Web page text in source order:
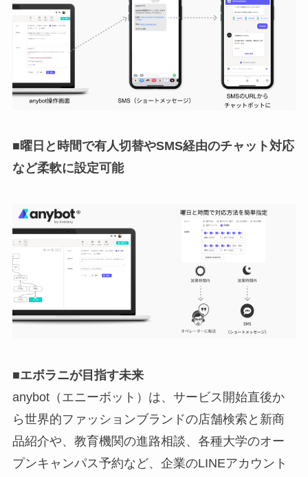
■曜日と時間で有人切替やSMS経由のチャット対応
など柔軟に設定可能
■エボラニが目指す未来
anybot（エニーボット）は、サービス開始直後か
ら世界的ファッションブランドの店舗検索と新商
品紹介や、教育機関の進路相談、各種大学のオー
プンキャンパス予約など、企業のLINEアカウント